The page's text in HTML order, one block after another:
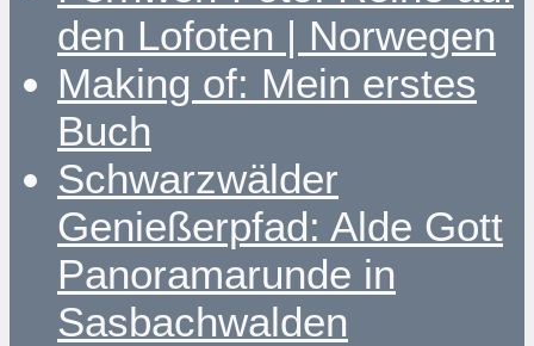
den Lofoten | Norwegen
Making of: Mein erstes
Buch
Schwarzwälder
Genießerpfad: Alde Gott
Panoramarunde in
Sasbachwalden